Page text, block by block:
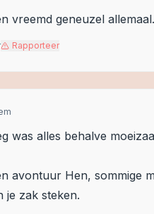
vreemd geneuzel
Rapporteer
was alles behalve
avontuur Hen, sommige
je zak steken.